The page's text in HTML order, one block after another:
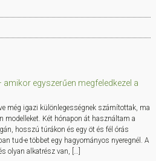
amikor egyszerűen megfeledkezel a
még igazi különlegességnek számítottak, ma
modelleket. Két hónapon át használtam a
hosszú túrákon és egy öt és fél órás
tud-e többet egy hagyományos nyeregnél. A
olyan alkatrész van, […]